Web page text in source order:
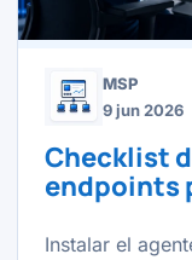
MSP
9 jun 2026
Checklist
endpoints
Instalar el